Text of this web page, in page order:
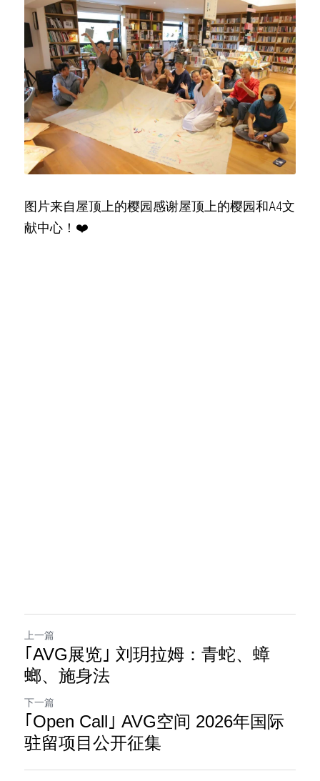
图片来自屋顶上的樱园感谢屋顶上的樱园和A4文
献中心！❤️
上一篇
｢AVG展览｣ 刘玥拉姆：青蛇、蟑
螂、施身法
下一篇
｢Open Call｣ AVG空间 2026年国际
驻留项目公开征集